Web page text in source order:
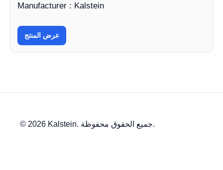
Manufacturer : Kalstein
عرض المنتج
© 2026 Kalstein. جميع الحقوق محفوظة.